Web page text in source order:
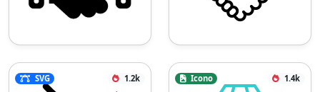
SVG 1.2k Icono 1.4k